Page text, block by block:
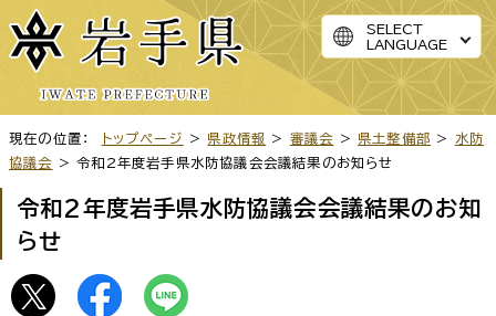
SELECT
LANGUAGE
現在の位置： トップページ > 県政情報 > 審議会 > 県土整備部 >
水防
協議会
> 令和2年度岩手県水防協議会会議結果のお知らせ
令和2年度岩手県水防協議会会議結果のお知
らせ